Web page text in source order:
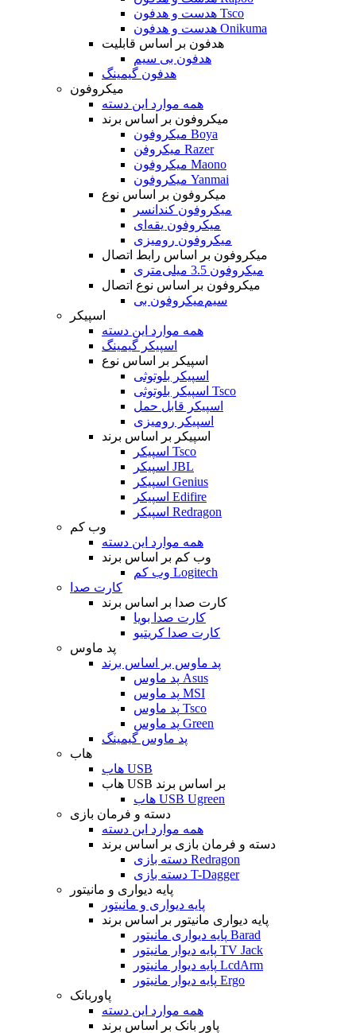
هدست و هدفون Tsco
هدست و هدفون Onikuma
هدفون بر اساس قابلیت
هدفون بی سیم
هدفون گیمینگ
میکروفون
همه موارد این دسته
میکروفون بر اساس برند
میکروفون Boya
میکروفن Razer
میکروفون Maono
میکروفون Yanmai
میکروفون بر اساس نوع
میکروفون کندانسر
میکروفون یقه‌ای
میکروفون رومیزی
میکروفون بر اساس رابط اتصال
میکروفون 3.5 میلی‌متری
میکروفون بر اساس نوع اتصال
میکروفون بی‌‎سیم
اسپیکر
همه موارد این دسته
اسپیکر گیمینگ
اسپیکر بر اساس نوع
اسپیکر بلوتوثی
اسپیکر بلوتوثی Tsco
اسپیکر قابل حمل
اسپیکر رومیزی
اسپیکر بر اساس برند
اسپیکر Tsco
اسپیکر JBL
اسپیکر Genius
اسپیکر Edifire
اسپیکر Redragon
وب کم
همه موارد این دسته
وب کم بر اساس برند
وب کم Logitech
کارت صدا
کارت صدا بر اساس برند
کارت صدا بویا
کارت صدا کریتیو
پد ماوس
پد ماوس بر اساس برند
پد ماوس Asus
پد ماوس MSI
پد ماوس Tsco
پد ماوس Green
پد ماوس گیمینگ
هاب
هاب USB
هاب USB بر اساس برند
هاب USB Ugreen
دسته و فرمان بازی
همه موارد این دسته
دسته و فرمان بازی بر اساس برند
دسته بازی Redragon
دسته بازی T-Dagger
پایه دیواری و مانیتور
پایه دیواری و مانیتور
پایه دیواری مانیتور بر اساس برند
پایه دیواری مانیتور Barad
پایه دیوار مانیتور TV Jack
پایه دیوار مانیتور LcdArm
پایه دیوار مانیتور Ergo
پاوربانک
همه موارد این دسته
پاور بانک بر اساس برند